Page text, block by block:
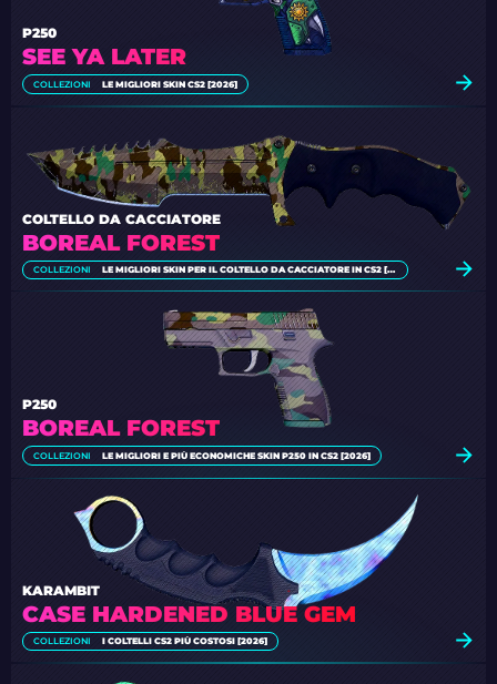
SEE YA LATER
P250
COLLEZIONI LE MIGLIORI SKIN CS2 [2026]
BOREAL FOREST
COLTELLO DA CACCIATORE
COLLEZIONI LE MIGLIORI SKIN PER IL COLTELLO DA CACCIATORE IN CS2 [2026]
BOREAL FOREST
P250
COLLEZIONI LE MIGLIORI E PIÙ ECONOMICHE SKIN P250 IN CS2 [2026]
CASE HARDENED BLUE GEM
KARAMBIT
COLLEZIONI I COLTELLI CS2 PIÙ COSTOSI [2026]